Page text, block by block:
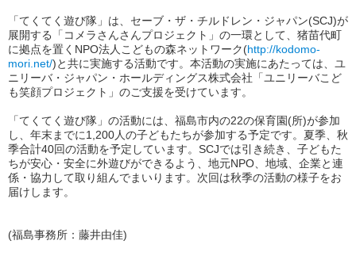
「てくてく遊び隊」は、セーブ・ザ・チルドレン・ジャパン(SCJ)が
展開する「コメラさんさんプロジェクト」の一環として、猪苗代町
に拠点を置くNPO法人こどもの森ネットワーク(http://kodomo-
mori.net/)と共に実施する活動です。本活動の実施にあたっては、ユ
ニリーバ・ジャパン・ホールディングス株式会社「ユニリーバこど
も笑顔プロジェクト」のご支援を受けています。
「てくてく遊び隊」の活動には、福島市内の22の保育園(所)が参加
し、年末までに1,200人の子どもたちが参加する予定です。夏季、秋
季合計40回の活動を予定しています。SCJでは引き続き、子どもた
ちが安心・安全に外遊びができるよう、地元NPO、地域、企業と連
係・協力して取り組んでまいります。次回は秋季の活動の様子をお
届けします。
(福島事務所：藤井由佳)